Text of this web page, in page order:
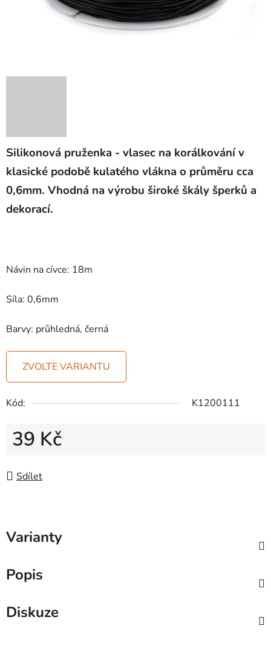
Silikonová pruženka - vlasec na korálkování v
klasické podobě kulatého vlákna o průměru cca
0,6mm. Vhodná na výrobu široké škály šperků a
dekorací.
Návin na cívce: 18m
Síla: 0,6mm
Barvy: průhledná, černá
ZVOLTE VARIANTU
Kód: K1200111
39 Kč
Sdílet
Varianty
Popis
Diskuze